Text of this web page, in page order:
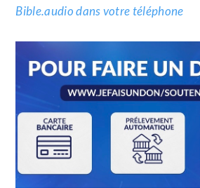
Bible.audio dans votre téléphone